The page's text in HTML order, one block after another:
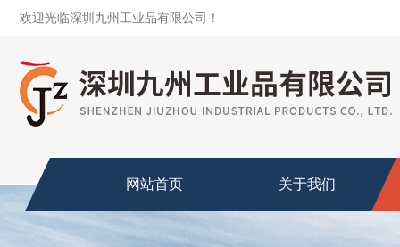
欢迎光临深圳九州工业品有限公司！
网站首页 关于我们